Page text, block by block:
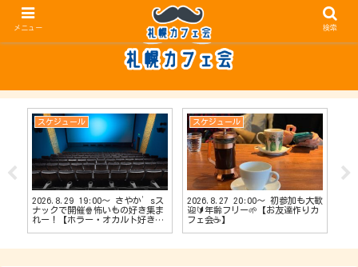
スケジュール
2026.8.29 19:00〜 さやか’sス
ナックで開催🍿怖いもの好き集ま
れー！【ホラー・オカルト好きカ
スケジュール
2026.8.27 20:00〜 初参加も大歓
迎🔰年齢フリー🌱【お友達作りカ
フェ会☕️】
メニュー 検索